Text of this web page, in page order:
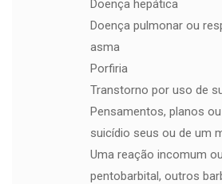
Doença hepática
Doença pulmonar ou
asma
Porfiria
Transtorno por uso de
Pensamentos, planos
suicídio seus ou de um
Uma reação incomum
pentobarbital, outros